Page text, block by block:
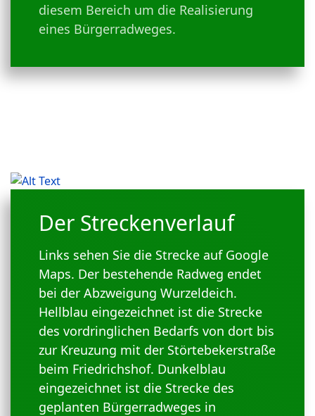
diesem Bereich um die Realisierung
eines Bürgerradweges.
Der Streckenverlauf
Links sehen Sie die Strecke auf Google
Maps. Der bestehende Radweg endet
bei der Abzweigung Wurzeldeich.
Hellblau eingezeichnet ist die Strecke
des vordringlichen Bedarfs von dort bis
zur Kreuzung mit der Störtebekerstraße
beim Friedrichshof. Dunkelblau
eingezeichnet ist die Strecke des
geplanten Bürgerradweges in